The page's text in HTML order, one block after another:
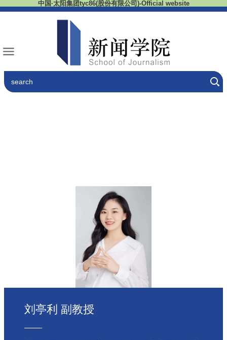
中国·太阳集团tyc86(股份有限公司)-Official website
刘亭利 副教授